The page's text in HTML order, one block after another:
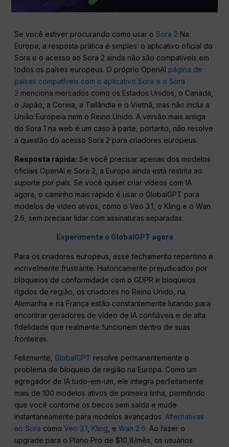
Se você estiver procurando como usar oSora 2 Na
Europa, a resposta prática é simples: o aplicativo oficial do
Sora e o acesso ao Sora 2 ainda não são compatíveis em
todos os países europeus. O próprio OpenAI página de
países compatíveis com o aplicativo Sora e o Sora
2 menciona mercados como os Estados Unidos, o Canadá,
o Japão, a Coreia, a Tailândia e o Vietnã, mas não inclui a
União Europeia nem o Reino Unido. A versão mais antiga
do Sora 1 na web é um caso à parte, portanto, não resolve
a questão do acesso Sora 2 para criadores europeus.
Resposta rápida: Se você precisar apenas dos modelos
oficiais OpenAI e Sora 2, a Europa ainda está restrita ao
suporte por país. Se você quiser criar vídeos com IA
agora, o caminho mais rápido é usar o GlobalGPT para
modelos de vídeo ativos, como o Veo 3.1, o Kling e o Wan
2.6, sem precisar lidar com assinaturas separadas.
Experimente o GlobalGPT agora
Para os criadores europeus, esse fechamento repentino é
incrivelmente frustrante. Historicamente prejudicados por
bloqueios de conformidade com o GDPR e bloqueios
rígidos de região, os criadores no Reino Unido, na
Alemanha e na França estão constantemente lutando para
encontrar geradores de vídeo de IA confiáveis e de alta
fidelidade que realmente funcionem dentro de suas
fronteiras.
Felizmente, GlobalGPT resolve permanentemente o
problema de bloqueio de região na Europa. Como um
agregador de IA tudo-em-um, ele integra perfeitamente
mais de 100 modelos ativos de primeira linha, permitindo
que você contorne os becos sem saída e mude
instantaneamente para modelos avançados.Alternativas
ao Sora comoVeo 3.1 Kling , eWan 2.6. Ao fazer o
upgrade para o Plano Pro de $10,8/mês, os usuários